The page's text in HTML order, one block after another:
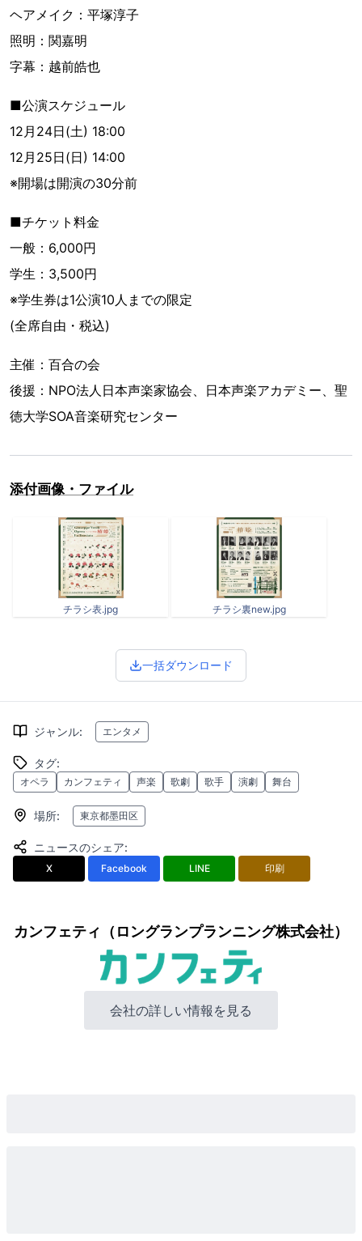
ヘアメイク：平塚淳子
照明：関嘉明
字幕：越前皓也
■公演スケジュール
12月24日(土) 18:00
12月25日(日) 14:00
※開場は開演の30分前
■チケット料金
一般：6,000円
学生：3,500円
※学生券は1公演10人までの限定
(全席自由・税込)
主催：百合の会
後援：NPO法人日本声楽家協会、日本声楽アカデミー、聖
徳大学SOA音楽研究センター
添付画像・ファイル
チラシ表.jpg チラシ裏new.jpg
一括ダウンロード
ジャンル: エンタメ
タグ:
オペラ カンフェティ 声楽 歌劇 歌手 演劇 舞台
場所: 東京都墨田区
ニュースのシェア:
X Facebook LINE 印刷
カンフェティ（ロングランプランニング株式会社）
会社の詳しい情報を見る